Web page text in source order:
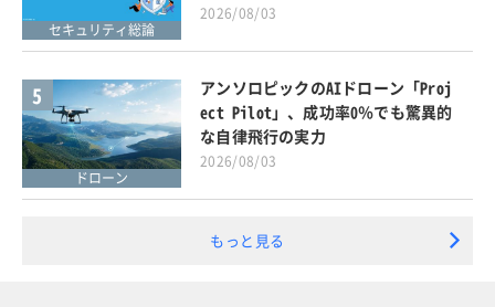
セキュリティ総論
2026/08/03
5
ドローン
アンソロピックのAIドローン「Proj
ect Pilot」、成功率0％でも驚異的
な自律飛行の実力
2026/08/03
もっと見る